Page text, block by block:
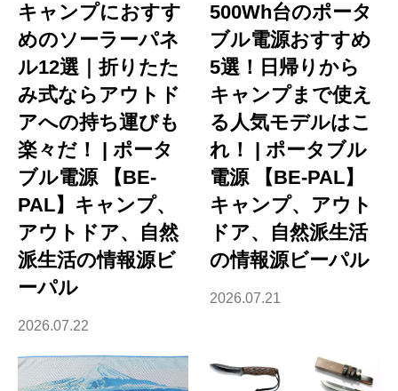
キャンプにおすす
めのソーラーパネ
ル12選｜折りたた
み式ならアウトド
アへの持ち運びも
楽々だ！ | ポータ
ブル電源 【BE-
PAL】キャンプ、
アウトドア、自然
派生活の情報源ビ
ーパル
2026.07.22
500Wh台のポータ
ブル電源おすすめ
5選！日帰りから
キャンプまで使え
る人気モデルはこ
れ！ | ポータブル
電源 【BE-PAL】
キャンプ、アウト
ドア、自然派生活
の情報源ビーパル
2026.07.21